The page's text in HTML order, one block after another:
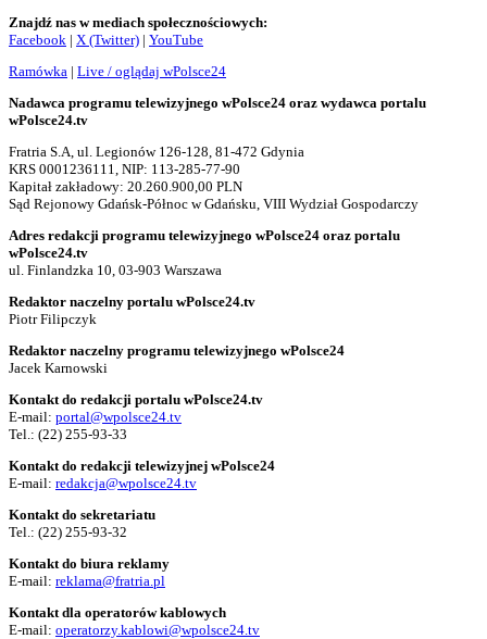
Znajdź nas w mediach społecznościowych:
Facebook | X (Twitter) | YouTube
Ramówka | Live / oglądaj wPolsce24
Nadawca programu telewizyjnego wPolsce24 oraz wydawca portalu
wPolsce24.tv
Fratria S.A, ul. Legionów 126-128, 81-472 Gdynia
KRS 0001236111, NIP: 113-285-77-90
Kapitał zakładowy: 20.260.900,00 PLN
Sąd Rejonowy Gdańsk-Północ w Gdańsku, VIII Wydział Gospodarczy
Adres redakcji programu telewizyjnego wPolsce24 oraz portalu
wPolsce24.tv
ul. Finlandzka 10, 03-903 Warszawa
Redaktor naczelny portalu wPolsce24.tv
Piotr Filipczyk
Redaktor naczelny programu telewizyjnego wPolsce24
Jacek Karnowski
Kontakt do redakcji portalu wPolsce24.tv
E-mail: portal@wpolsce24.tv
Tel.: (22) 255-93-33
Kontakt do redakcji telewizyjnej wPolsce24
E-mail: redakcja@wpolsce24.tv
Kontakt do sekretariatu
Tel.: (22) 255-93-32
Kontakt do biura reklamy
E-mail: reklama@fratria.pl
Kontakt dla operatorów kablowych
E-mail: operatorzy.kablowi@wpolsce24.tv